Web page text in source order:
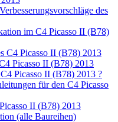
des
im C4 Picasso II (B78)
C4 Picasso II (B78) 2013
Picasso II (B78) 2013
Picasso II (B78) 2013 ?
für den C4 Picasso
II (B78) 2013
(alle Baureihen)